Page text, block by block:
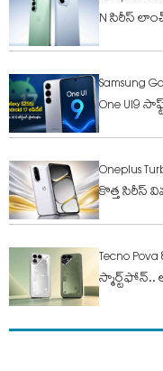
N సిరీస్
Samsung
One UI9
Oneplus
కొత్త సిరీస్
Tecno
స్మార్ట్‌ఫోన్..